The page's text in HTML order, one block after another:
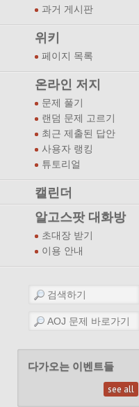
과거 게시판
위키
페이지 목록
온라인 저지
문제 풀기
랜덤 문제 고르기
최근 제출된 답안
사용자 랭킹
튜토리얼
캘린더
알고스팟 대화방
초대장 받기
이용 안내
다가오는 이벤트들
see all